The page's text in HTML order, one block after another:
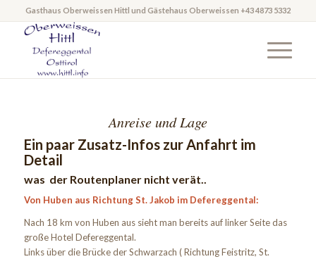
Gasthaus Oberweissen Hittl und Gästehaus Oberweissen +43 4873 5332
Anreise und Lage
Ein paar Zusatz-Infos zur Anfahrt im
Detail
was der Routenplaner nicht verät..
Von Huben aus Richtung St. Jakob im Defereggental:
Nach 18 km von Huben aus sieht man bereits auf linker Seite das
große Hotel Defereggental.
Links über die Brücke der Schwarzach ( Richtung Feistritz, St.